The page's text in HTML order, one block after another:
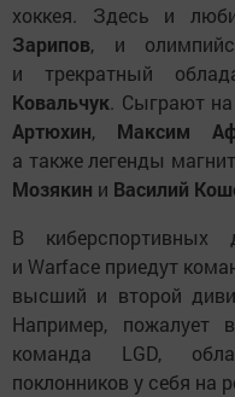
хоккея. Здесь и
Зарипов, и
и трекратный
Ковальчук. Сыграют
Артюхин, Максим
а также легенды
Мозякин и Василий
В киберспортивных
и Warface приедут
высший и второй
Например, пожалует
команда LGD,
поклонников у себя на